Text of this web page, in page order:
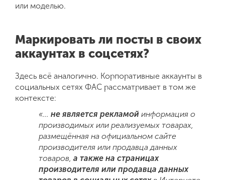
или моделью.
Маркировать ли посты в своих
аккаунтах в соцсетях?
Здесь всё аналогично. Корпоративные аккаунты в
социальных сетях ФАС рассматривает в том же
контексте:
«...не является рекламой информация о
производимых или реализуемых товарах,
размещённаяна официальном сайте
производителя или продавцаданных
товаров,а также на страницах
производителя или продавца данных